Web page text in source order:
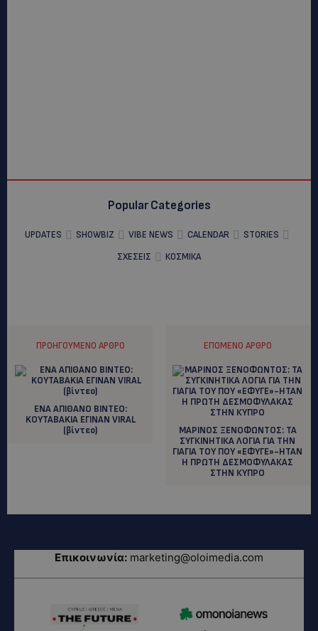
Popular Categories
UPDATES SHOWBIZ VIBE NEWS CALENDAR
STORIES
ΣΧΕΣΕΙΣ
ΚΟΣΜΙΚΑ
ΠΡΟΗΓΟΎΜΕΝΟ ΆΡΘΡΟ
ENA AΠΙΘΑΝΟ ΒΙΝΤΕΟ:
KOYTABAKIA ΕΓΙΝΑΝ VIRAL
(βίντεο)
ΕΠΌΜΕΝΟ ΆΡΘΡΟ
ΜΑΡΙΝΟΣ ΞΕΝΟΦΩΝΤΟΣ: TA
ΣΥΓΚΙΝΗΤΙΚΑ ΛΟΓΙΑ ΓΙΑ ΤΗΝ
ΓΙΑΓΙΑ ΤΟΥ ΠΟΥ «ΕΦΥΓΕ»-ΗΤΑΝ
Η ΠΡΩΤΗ ΔΕΣΜΟΦΥΛΑΚΑΣ
ΣΤΗΝ ΚΥΠΡΟ
Επικοινωνία: marketing@oloimedia.com